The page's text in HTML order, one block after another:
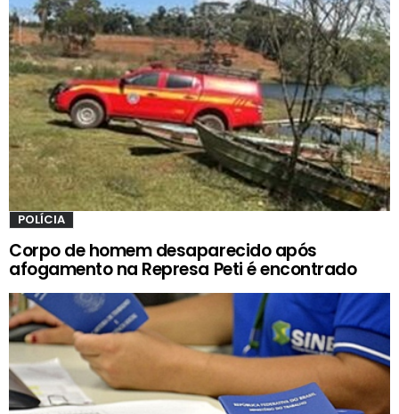
POLÍCIA
Corpo de homem desaparecido após
afogamento na Represa Peti é encontrado